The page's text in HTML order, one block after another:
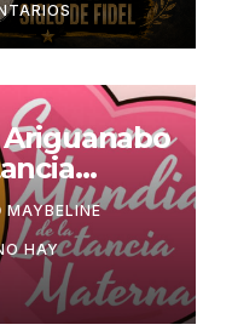
MAYBELINE
HAY